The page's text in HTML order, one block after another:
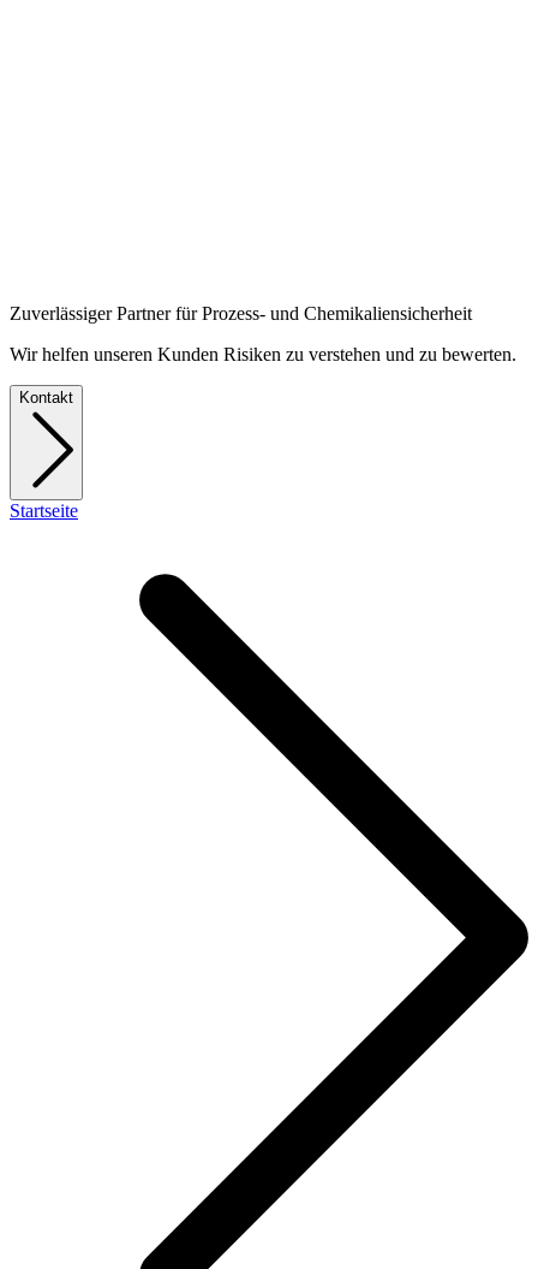
Zuverlässiger Partner für Prozess- und Chemikaliensicherheit
Wir helfen unseren Kunden Risiken zu verstehen und zu bewerten.
Kontakt
Startseite